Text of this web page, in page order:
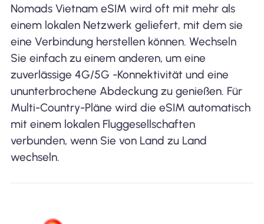
Nomads Vietnam eSIM wird oft mit mehr als
einem lokalen Netzwerk geliefert, mit dem sie
eine Verbindung herstellen können. Wechseln
Sie einfach zu einem anderen, um eine
zuverlässige 4G/5G -Konnektivität und eine
ununterbrochene Abdeckung zu genießen. Für
Multi-Country-Pläne wird die eSIM automatisch
mit einem lokalen Fluggesellschaften
verbunden, wenn Sie von Land zu Land
wechseln.